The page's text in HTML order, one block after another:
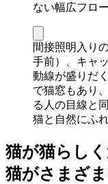
ない幅広フロ
間接照明入り
手前）、キャ
動線が盛りだ
で猫窓もあり
る人の目線と
猫と自然にふ
猫が猫らしく
猫がさまざ